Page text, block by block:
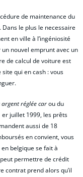
de maintenance du
le plus le necessaire
en ville à l’ingéniosité
nouvel emprunt avec un
de calcul de voiture est
qui en cash : vous
argent réglée carou du
juillet 1999, les prêts
aussi de 18
en convient, vous
belgique se fait à
permettre de crédit
contrat prend alors qu’il